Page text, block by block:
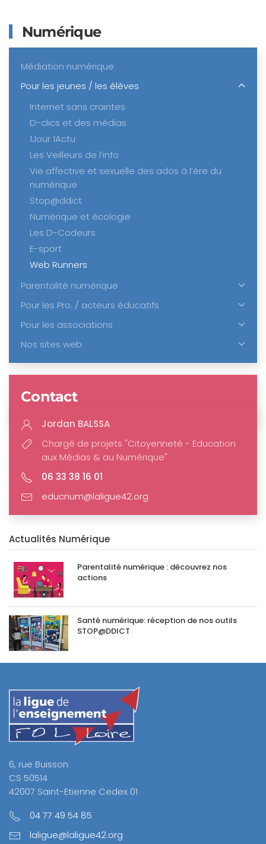
Numérique
Médiation numérique
Pour les jeunes / les élèves
Internet sans craintes
D-clics et des médias
1Jour 1Actu
Les Veilleurs de l’info
Vie affective et sexuelle des ados à l’ère du
numérique
Stop@ddict
Numérique et écologie
Les D-Codeurs
E-sport
Web Runners
Parentalité numérique
Pour les Pro. / acteurs éducatifs
Pour les associations
Nos sites web
Contact
Jordan BALSSA
Chargé de projets "Citoyenneté - Education
aux Médias & au Numérique"
06 33 38 16 01
educnum@laligue42.org
Actualités Numérique
Parentalité numérique : découvrez nos
actions
Santé numérique: réception de nos outils
STOP@DDICT
6, rue Buisson
CS 50514
42007 Saint-Etienne Cedex 01
04 77 49 54 85
laligue@laligue42.org